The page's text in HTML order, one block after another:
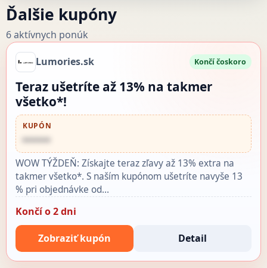
Ďalšie kupóny
6 aktívnych ponúk
Lumories.sk Končí čoskoro
Teraz ušetríte až 13% na takmer
všetko*!
KUPÓN
••••••
WOW TÝŽDEŇ: Získajte teraz zľavy až 13% extra na
takmer všetko*. S naším kupónom ušetríte navyše 13
% pri objednávke od…
Končí o 2 dni
Zobraziť kupón Detail